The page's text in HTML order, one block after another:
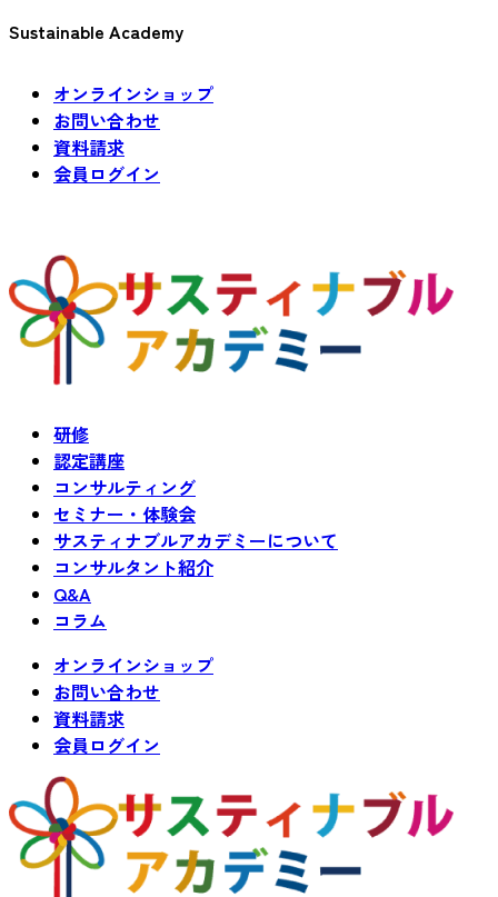
Sustainable Academy
オンラインショップ
お問い合わせ
資料請求
会員ログイン
研修
認定講座
コンサルティング
セミナー・体験会
サスティナブルアカデミーについて
コンサルタント紹介
Q&A
コラム
オンラインショップ
お問い合わせ
資料請求
会員ログイン